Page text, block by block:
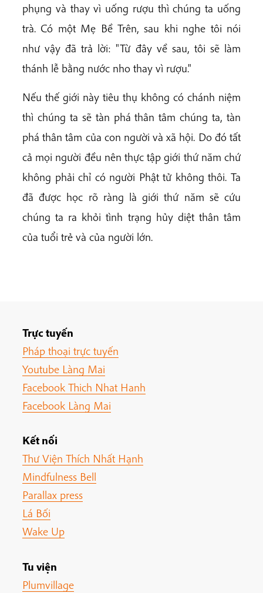
phụng và thay vì uống rượu thì chúng ta uống
trà. Có một Mẹ Bề Trên, sau khi nghe tôi nói
như vậy đã trả lời: "Từ đây về sau, tôi sẽ làm
thánh lễ bằng nước nho thay vì rượu."
Nếu thế giới này tiêu thụ không có chánh niệm
thì chúng ta sẽ tàn phá thân tâm chúng ta, tàn
phá thân tâm của con người và xã hội. Do đó tất
cả mọi người đều nên thực tập giới thứ năm chứ
không phải chỉ có người Phật tử không thôi. Ta
đã được học rõ ràng là giới thứ năm sẽ cứu
chúng ta ra khỏi tình trạng hủy diệt thân tâm
của tuổi trẻ và của người lớn.
Trực tuyến
Pháp thoại trực tuyến
Youtube Làng Mai
Facebook Thich Nhat Hanh
Facebook Làng Mai
Kết nối
Thư Viện Thích Nhất Hạnh
Mindfulness Bell
Parallax press
Lá Bối
Wake Up
Tu viện
Plumvillage